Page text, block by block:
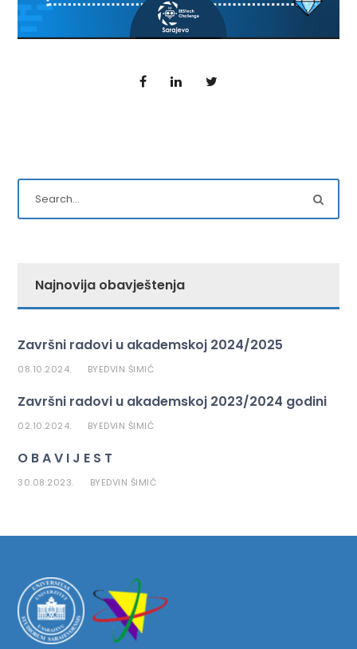
Najnovija obavještenja
Završni radovi u akademskoj 2024/2025
08.10.2024. BYEDVIN ŠIMIĆ
Završni radovi u akademskoj 2023/2024 godini
02.10.2024. BYEDVIN ŠIMIĆ
O B A V I J E S T
30.08.2023. BYEDVIN ŠIMIĆ